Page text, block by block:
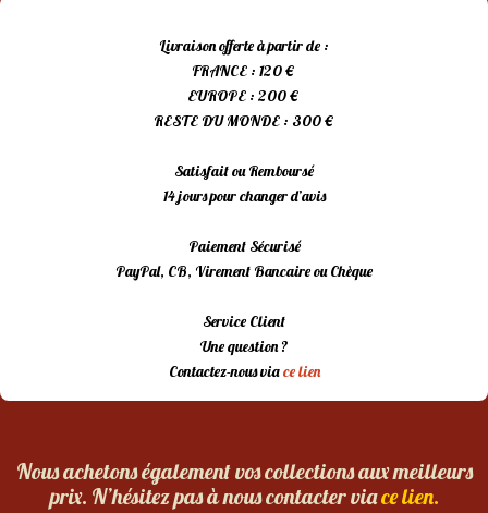
Livraison offerte à partir de :
FRANCE : 120 €
EUROPE : 200 €
RESTE DU MONDE : 300 €
Satisfait ou Remboursé
14 jours pour changer d’avis
Paiement Sécurisé
PayPal, CB, Virement Bancaire ou Chèque
Service Client
Une question ?
Contactez-nous viace lien
Nous achetons également vos collections aux meilleurs
prix. N’hésitez pas à nous contacter viace lien.